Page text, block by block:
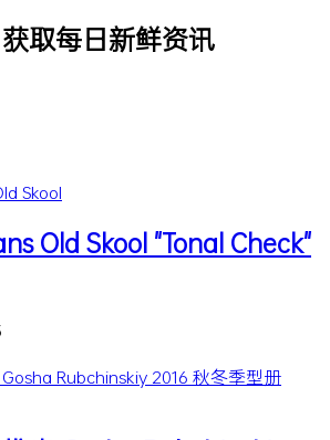
取每日新鲜资讯
Old Skool "Tonal Check"